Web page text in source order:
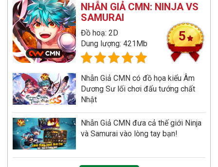
NHẪN GIẢ CMN: NINJA VS
SAMURAI
Đồ hoạ: 2D
Dung lượng: 421Mb
5
Nhẫn Giả CMN có đồ họa kiểu Âm
Dương Sư lối chơi đấu tướng chất
Nhật
Nhẫn Giả CMN đưa cả thế giới Ninja
và Samurai vào lòng tay bạn!